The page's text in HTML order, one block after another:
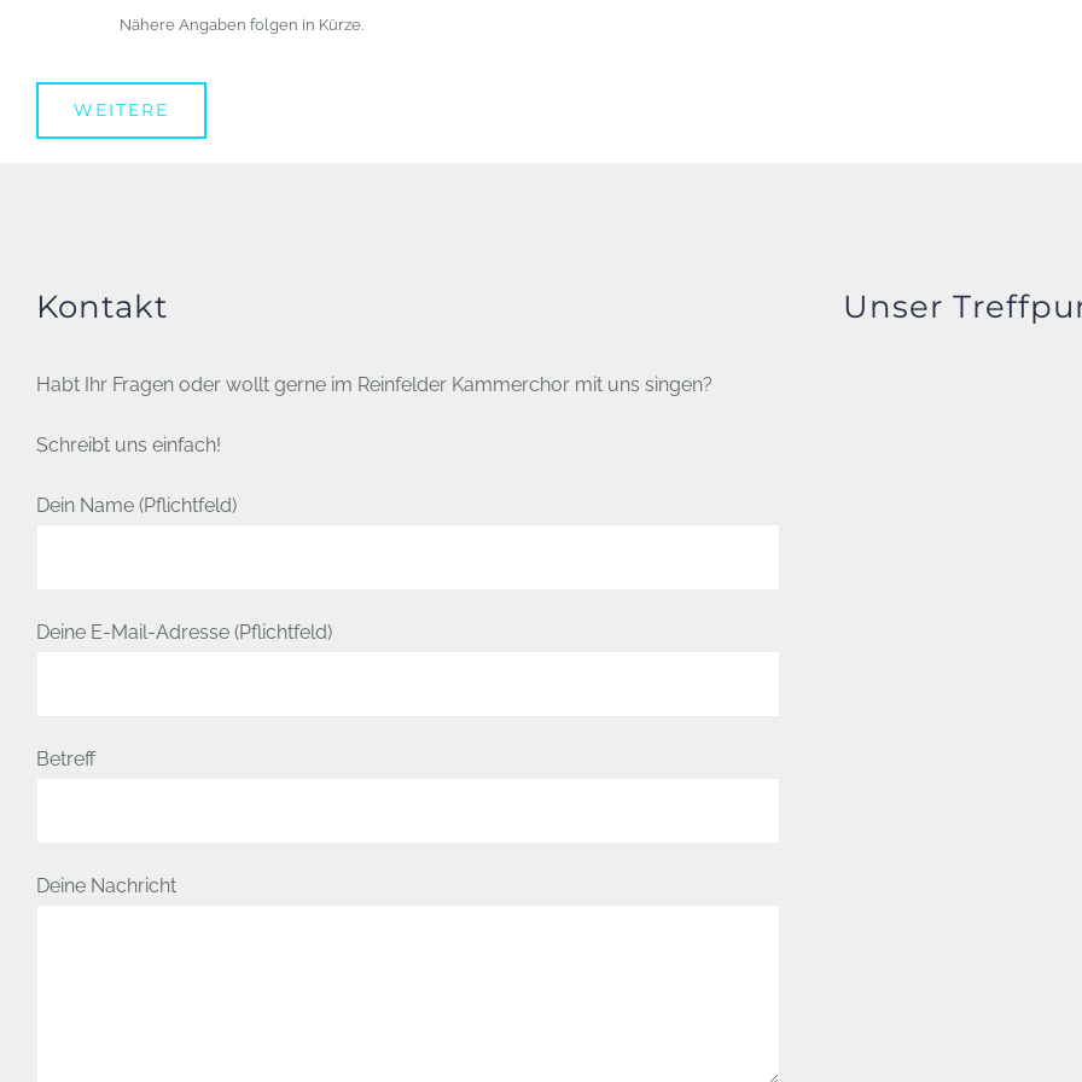
Nähere Angaben folgen in Kürze.
WEITERE
Kontakt
Habt Ihr Fragen oder wollt gerne im Reinfelder Kammerchor mit uns singen?
Schreibt uns einfach!
Dein Name (Pflichtfeld)
Deine E-Mail-Adresse (Pflichtfeld)
Betreff
Deine Nachricht
Unser